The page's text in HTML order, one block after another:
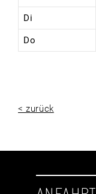
Di
Do
< zurück